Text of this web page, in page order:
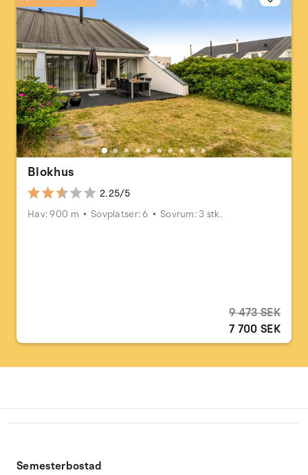
Blokhus
2.25/5
Hav: 900 m
Sovplatser: 6 Sovrum: 3 stk.
9 473 SEK
7 700 SEK
Semesterbostad